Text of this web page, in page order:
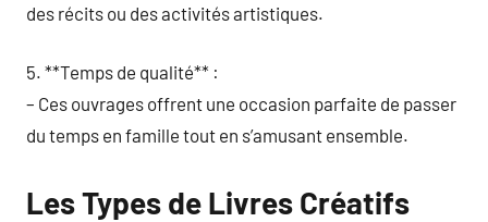
des récits ou des activités artistiques.
5. **Temps de qualité** :
– Ces ouvrages offrent une occasion parfaite de passer
du temps en famille tout en s’amusant ensemble.
Les Types de Livres Créatifs